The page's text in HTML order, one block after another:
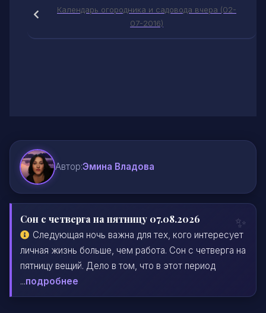
Календарь огородника и садовода вчера (02-
07-2016)
Автор:Эмина Владова
Сон с четверга на пятницу 07.08.2026
Следующая ночь важна для тех, кого интересует
личная жизнь больше, чем работа. Сон с четверга на
пятницу вещий. Дело в том, что в этот период
...подробнее